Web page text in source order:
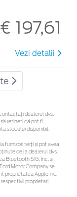
€ 197,61
Vezi detalii
dealerul dvs.
rețineți că pot fi
stocului disponibil.
furnizori terți și pot avea
de la dealerul dvs.
Bluetooth SIG, Inc. și
Motor Company se
proprietatea Apple Inc.
proprietari